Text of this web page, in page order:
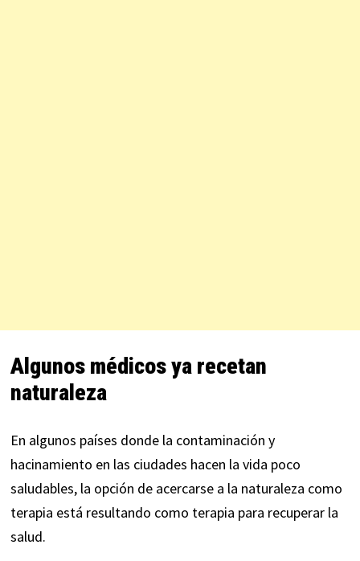
Algunos médicos ya recetan
naturaleza
En algunos países donde la contaminación y
hacinamiento en las ciudades hacen la vida poco
saludables, la opción de acercarse a la naturaleza como
terapia está resultando como terapia para recuperar la
salud.